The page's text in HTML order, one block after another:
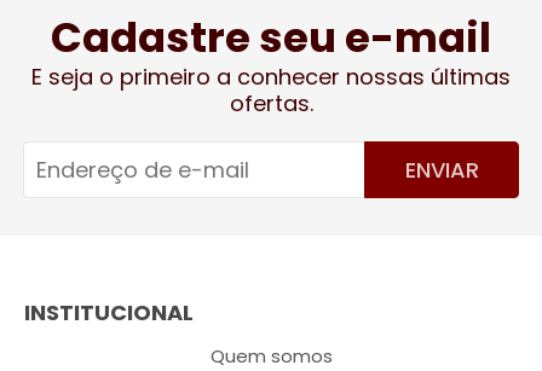
Cadastre seu e-mail
E seja o primeiro a conhecer nossas últimas
ofertas.
ENVIAR
INSTITUCIONAL
Quem somos